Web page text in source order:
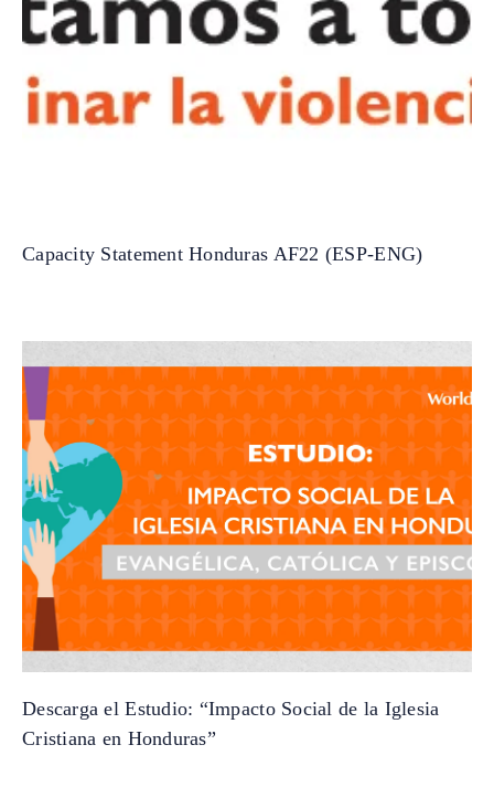
Capacity Statement Honduras AF22 (ESP-ENG)
Descarga el Estudio: “Impacto Social de la Iglesia
Cristiana en Honduras”